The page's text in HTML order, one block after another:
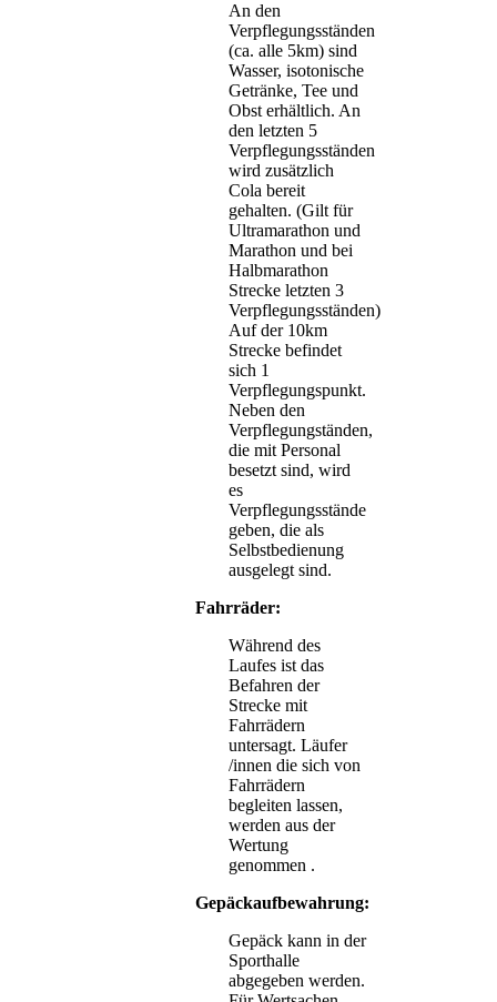
An den
Verpflegungsständen
(ca. alle 5km) sind
Wasser, isotonische
Getränke, Tee und
Obst erhältlich. An
den letzten 5
Verpflegungsständen
wird zusätzlich
Cola bereit
gehalten. (Gilt für
Ultramarathon und
Marathon und bei
Halbmarathon
Strecke letzten 3
Verpflegungsständen)
Auf der 10km
Strecke befindet
sich 1
Verpflegungspunkt.
Neben den
Verpflegungständen,
die mit Personal
besetzt sind, wird
es
Verpflegungsstände
geben, die als
Selbstbedienung
ausgelegt sind.
Fahrräder:
Während des
Laufes ist das
Befahren der
Strecke mit
Fahrrädern
untersagt. Läufer
/innen die sich von
Fahrrädern
begleiten lassen,
werden aus der
Wertung
genommen .
Gepäckaufbewahrung:
Gepäck kann in der
Sporthalle
abgegeben werden.